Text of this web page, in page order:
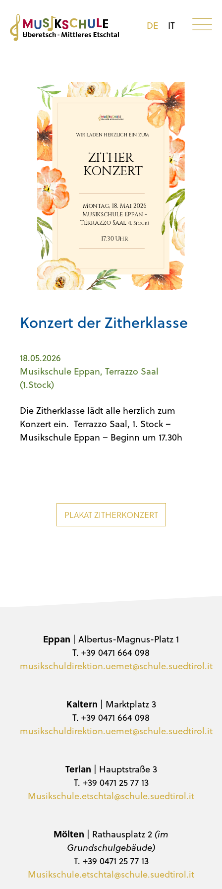
DE IT
Konzert der Zitherklasse
18.05.2026
Musikschule Eppan, Terrazzo Saal
(1.Stock)
Die Zitherklasse lädt alle herzlich zum
Konzert ein. Terrazzo Saal, 1. Stock –
Musikschule Eppan – Beginn um 17.30h
PLAKAT ZITHERKONZERT
Eppan | Albertus-Magnus-Platz 1
T. +39 0471 664 098
musikschuldirektion.uemet@schule.suedtirol.it
Kaltern | Marktplatz 3
T. +39 0471 664 098
musikschuldirektion.uemet@schule.suedtirol.it
Terlan | Hauptstraße 3
T. +39 0471 25 77 13
Musikschule.etschtal@schule.suedtirol.it
Mölten | Rathausplatz 2 (im
Grundschulgebäude)
T. +39 0471 25 77 13
Musikschule.etschtal@schule.suedtirol.it